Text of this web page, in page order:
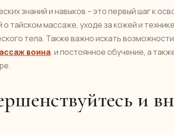
знаний и навыков – это первый шаг к
тайском массаже, уходе за кожей и
тела. Также важно искать
воина. и постоянное обучение, а
и